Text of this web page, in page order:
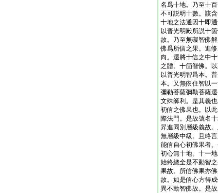
名爲十地。乃至十
不可説明十數。該
十地之法通因十即
以普光明殿所説十
故。乃至無礙智佛
佛爲所信之果。進
向。還將十信之中
之體。十箇智佛。
以普光明智爲本。
本。又無依住智以
彌勒菩薩彌勒菩薩
文殊師利。是其義
初信之佛果也。以
際法門。是故號名
昇進同別層級義故
無層級中級。且略
能信自心初佛果者
初心無十地。十一
始終總全是不動智
果故。所信佛果亦
故。如是信心方得
異不動智佛故。是